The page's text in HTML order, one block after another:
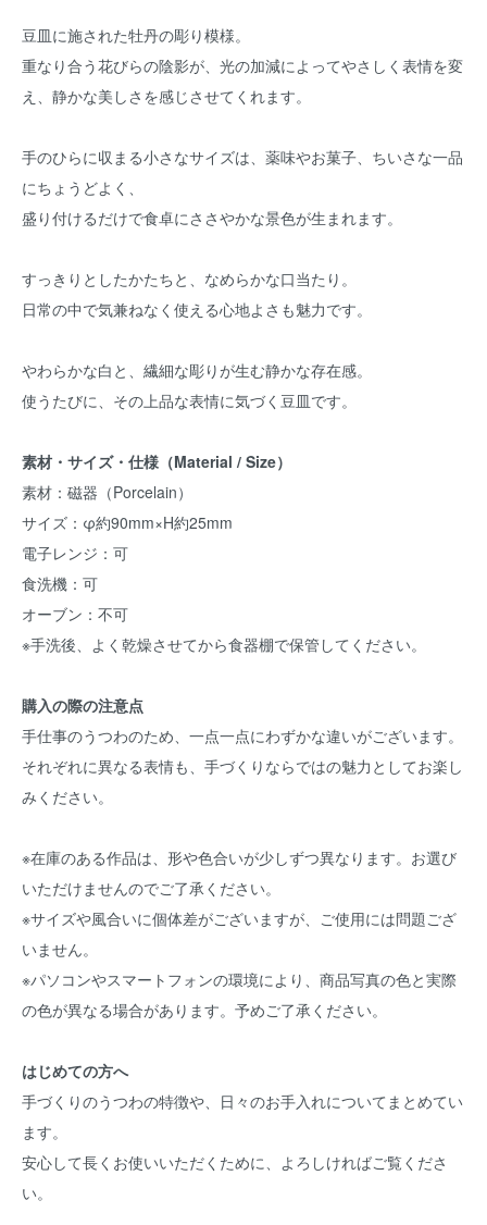
豆皿に施された牡丹の彫り模様。
重なり合う花びらの陰影が、光の加減によってやさしく表情を変
え、静かな美しさを感じさせてくれます。
手のひらに収まる小さなサイズは、薬味やお菓子、ちいさな一品
にちょうどよく、
盛り付けるだけで食卓にささやかな景色が生まれます。
すっきりとしたかたちと、なめらかな口当たり。
日常の中で気兼ねなく使える心地よさも魅力です。
やわらかな白と、繊細な彫りが生む静かな存在感。
使うたびに、その上品な表情に気づく豆皿です。
素材・サイズ・仕様（Material / Size）
素材：磁器（Porcelain）
サイズ：φ約90mm×H約25mm
電子レンジ：可
食洗機：可
オーブン：不可
※手洗後、よく乾燥させてから食器棚で保管してください。
購入の際の注意点
手仕事のうつわのため、一点一点にわずかな違いがございます。
それぞれに異なる表情も、手づくりならではの魅力としてお楽し
みください。
※在庫のある作品は、形や色合いが少しずつ異なります。お選び
いただけませんのでご了承ください。
※サイズや風合いに個体差がございますが、ご使用には問題ござ
いません。
※パソコンやスマートフォンの環境により、商品写真の色と実際
の色が異なる場合があります。予めご了承ください。
はじめての方へ
手づくりのうつわの特徴や、日々のお手入れについてまとめてい
ます。
安心して長くお使いいただくために、よろしければご覧くださ
い。